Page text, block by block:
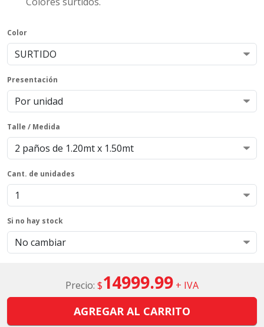
Color
Presentación
Talle / Medida
Cant. de unidades
Si no hay stock
Precio: $14999.99 + IVA
AGREGAR AL CARRITO